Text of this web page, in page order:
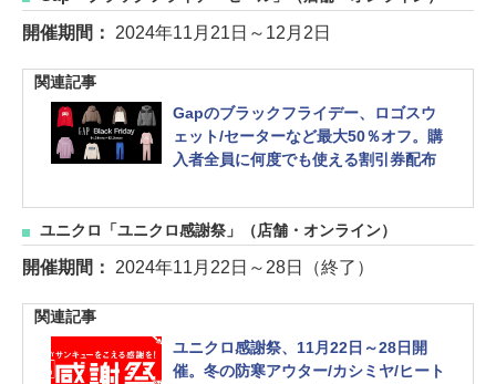
開催期間： 2024年11月21日～12月2日
関連記事
Gapのブラックフライデー、ロゴスウ
ェット/セーターなど最大50％オフ。購
入者全員に何度でも使える割引券配布
ユニクロ「ユニクロ感謝祭」（店舗・オンライン）
開催期間： 2024年11月22日～28日（終了）
関連記事
ユニクロ感謝祭、11月22日～28日開
催。冬の防寒アウター/カシミヤ/ヒート